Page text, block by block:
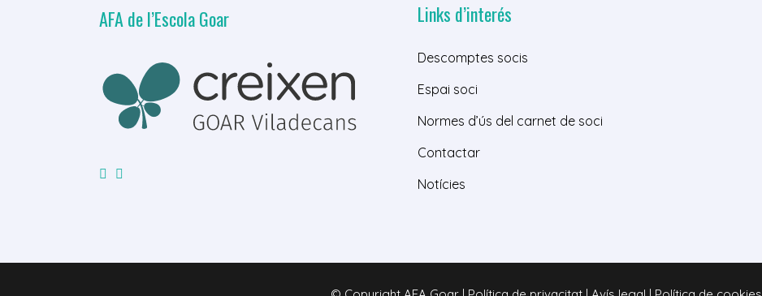
AFA de l’Escola Goar Links d’interés
Descomptes socis
Espai soci
Normes d’ús del carnet de soci
Contactar
Notícies